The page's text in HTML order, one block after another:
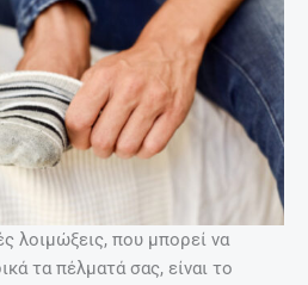
λοιμώξεις, που μπορεί να
τα πέλματά σας, είναι το